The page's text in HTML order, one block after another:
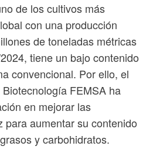
de los cultivos más
con una producción
de toneladas métricas
tiene un bajo contenido
convencional. Por ello, el
FEMSA ha
en mejorar las
para aumentar su contenido
y carbohidratos.